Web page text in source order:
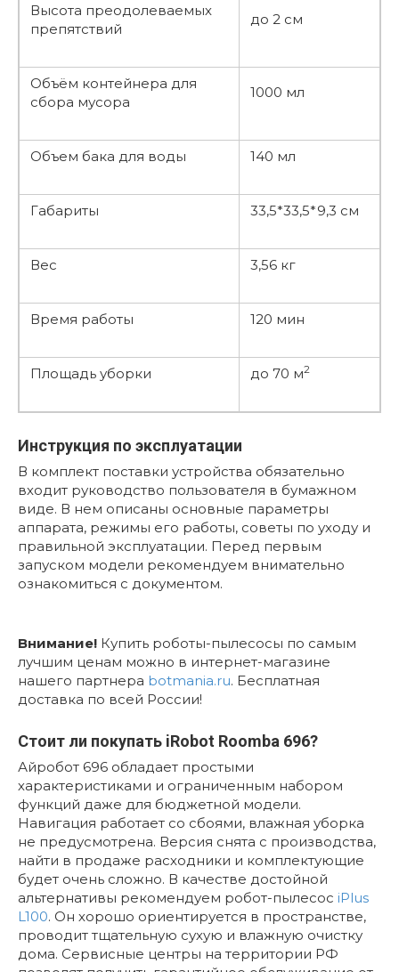
Высота преодолеваемых
препятствий
до 2 см
Объём контейнера для
сбора мусора
1000 мл
Объем бака для воды 140 мл
Габариты 33,5*33,5*9,3 см
Вес 3,56 кг
Время работы 120 мин
Площадь уборки до 70 м2
Инструкция по эксплуатации
В комплект поставки устройства обязательно
входит руководство пользователя в бумажном
виде. В нем описаны основные параметры
аппарата, режимы его работы, советы по уходу и
правильной эксплуатации. Перед первым
запуском модели рекомендуем внимательно
ознакомиться с документом.
Внимание! Купить роботы-пылесосы по самым
лучшим ценам можно в интернет-магазине
нашего партнера botmania.ru. Бесплатная
доставка по всей России!
Стоит ли покупать iRobot Roomba 696?
Айробот 696 обладает простыми
характеристиками и ограниченным набором
функций даже для бюджетной модели.
Навигация работает со сбоями, влажная уборка
не предусмотрена. Версия снята с производства,
найти в продаже расходники и комплектующие
будет очень сложно. В качестве достойной
альтернативы рекомендуем робот-пылесос iPlus
L100. Он хорошо ориентируется в пространстве,
проводит тщательную сухую и влажную очистку
дома. Сервисные центры на территории РФ